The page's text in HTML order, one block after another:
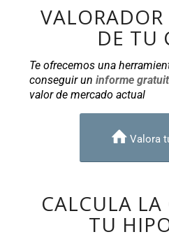
DE TU
Te ofrecemos una
conseguir uninforme
valor de mercado actual
Valora
CALCULA
TU